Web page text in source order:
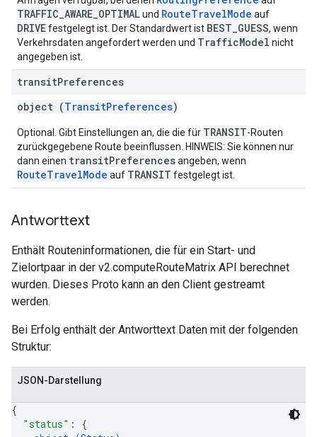
TRAFFIC_AWARE_OPTIMALund RouteTravelMode auf
DRIVEfestgelegt ist. Der Standardwert ist BEST_GUESS, wenn
Verkehrsdaten angefordert werden und TrafficModel nicht
angegeben ist.
transitPreferences
object (TransitPreferences)
Optional. Gibt Einstellungen an, die die für TRANSIT-Routen
zurückgegebene Route beeinflussen. HINWEIS: Sie können nur
dann einen transitPreferencesangeben, wenn
RouteTravelMode auf TRANSIT festgelegt ist.
Antworttext
Enthält Routeninformationen, die für ein Start- und
Zielortpaar in der v2.computeRouteMatrix API berechnet
wurden. Dieses Proto kann an den Client gestreamt
werden.
Bei Erfolg enthält der Antworttext Daten mit der folgenden
Struktur:
JSON-Darstellung
{
"status" : {